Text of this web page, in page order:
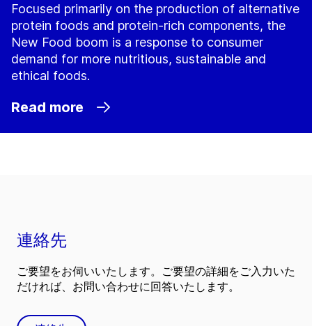
Focused primarily on the production of alternative
protein foods and protein-rich components, the
New Food boom is a response to consumer
demand for more nutritious, sustainable and
ethical foods.
Read more
連絡先
ご要望をお伺いいたします。ご要望の詳細をご入力いた
だければ、お問い合わせに回答いたします。